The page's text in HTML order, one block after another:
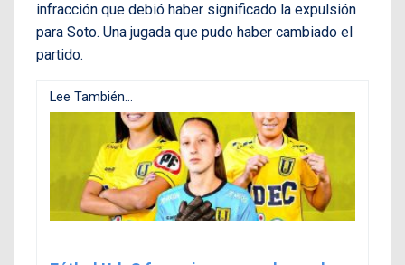
infracción que debió haber significado la expulsión
para Soto. Una jugada que pudo haber cambiado el
partido.
Lee También...